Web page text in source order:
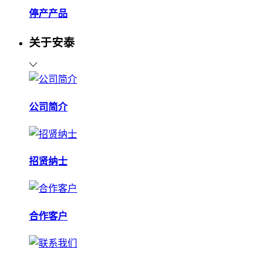
停产产品
关于安泰
公司简介
招贤纳士
合作客户